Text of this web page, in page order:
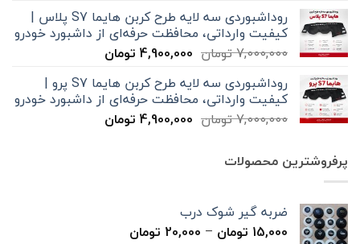
7,000,000 تومان
بود.
4,900,000 تومان
است.
روداشبوردی سه‌ لایه طرح کربن هایما S7 پلاس |
کیفیت وارداتی، محافظت حرفه‌ای از داشبورد خودرو
7,000,000تومان قیمت
7,000,000 تومان
بود.
4,900,000 تومانقیمت
4,900,000 تومان
است.
روداشبوردی سه‌ لایه طرح کربن هایما S7 پرو |
کیفیت وارداتی، محافظت حرفه‌ای از داشبورد خودرو
7,000,000تومان قیمت
4,900,000 تومانقیمت
پرفروشترین محصولات
ضربه گیر شوک درب
15,000 تومان –
20,000 تومان